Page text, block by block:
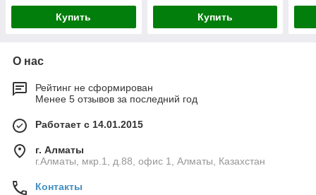
Купить Купить
О нас
Рейтинг не сформирован
Менее 5 отзывов за последний год
Работает с 14.01.2015
г. Алматы
г.Алматы, мкр.1, д.88, офис 1, Алматы, Казахстан
Контакты